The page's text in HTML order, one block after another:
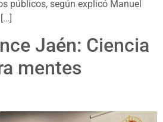
públicos, según explicó Manuel
Jaén: Ciencia
mentes